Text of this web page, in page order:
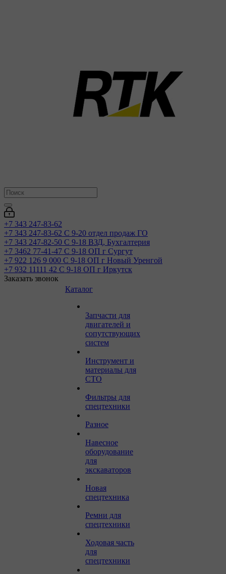
+7 343 247-83-62
+7 343 247-83-62 С 9-20 отдел продаж ГО
+7 343 247-82-50 С 9-18 ВЗД, Бухгалтерия
+7 3462 77-41-47 С 9-18 ОП г Сургут
+7 922 126 9 000 С 9-18 ОП г Новый Уренгой
+7 932 11111 42 С 9-18 ОП г Иркутск
Заказать звонок
Каталог
Запчасти для
двигателей и
сопутствующих
систем
Инструмент и
материалы для
СТО
Фильтры для
спецтехники
Разное
Навесное
оборудование
для
экскаваторов
Новая
спецтехника
Ремни для
спецтехники
Ходовая часть
для
спецтехники